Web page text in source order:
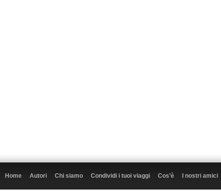
Home Autori Chi siamo Condividi i tuoi viaggi Cos’è I nostri amici